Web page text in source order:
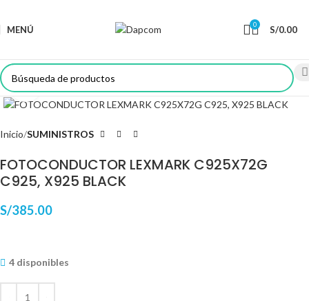
MENÚ 0 S/0.00
Haga Click para agrandar
Inicio SUMINISTROS
FOTOCONDUCTOR LEXMARK C925X72G
C925, X925 BLACK
S/385.00
4 disponibles